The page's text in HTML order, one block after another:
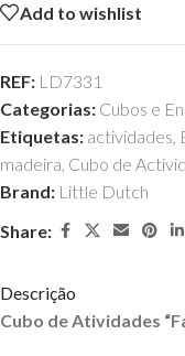
Add to wishlist
REF: LD7331
Categorias: Cubos e
Etiquetas: actividades,
madeira, Cubo de
Brand: Little Dutch
Share:
Descrição
Cubo de Atividades